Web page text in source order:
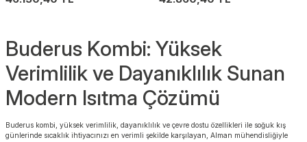
Buderus Kombi: Yüksek
Verimlilik ve Dayanıklılık Sunan
Modern Isıtma Çözümü
Buderus kombi, yüksek verimlilik, dayanıklılık ve çevre dostu özellikleri ile soğuk kış
günlerinde sıcaklık ihtiyacınızı en verimli şekilde karşılayan, Alman mühendisliğiyle